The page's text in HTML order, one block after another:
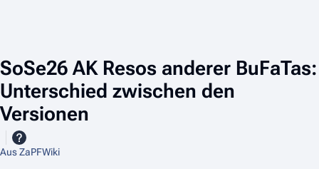
SoSe26 AK Resos anderer BuFaTas:
Unterschied zwischen den
Versionen
Aus ZaPFWiki